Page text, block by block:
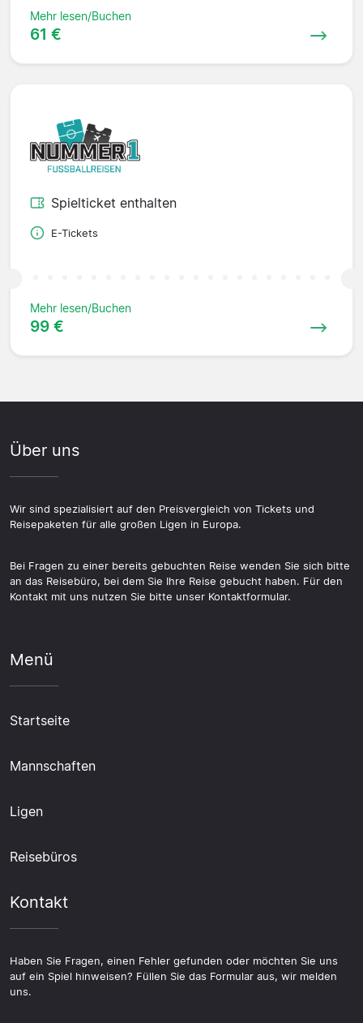
Mehr lesen/Buchen
61 €
Spielticket enthalten
E-Tickets
Mehr lesen/Buchen
99 €
Über uns
Wir sind spezialisiert auf den Preisvergleich von Tickets und
Reisepaketen für alle großen Ligen in Europa.
Bei Fragen zu einer bereits gebuchten Reise wenden Sie sich bitte
an das Reisebüro, bei dem Sie Ihre Reise gebucht haben. Für den
Kontakt mit uns nutzen Sie bitte unser Kontaktformular.
Menü
Startseite
Mannschaften
Ligen
Reisebüros
Kontakt
Haben Sie Fragen, einen Fehler gefunden oder möchten Sie uns
auf ein Spiel hinweisen? Füllen Sie das Formular aus, wir melden
uns.